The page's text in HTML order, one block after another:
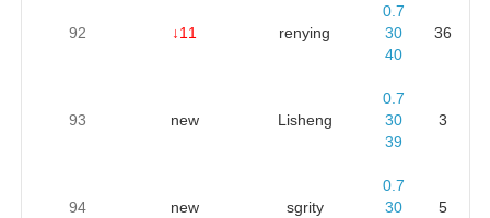
92 ↓11 renying
0.7
30
40
36
93 new Lisheng
0.7
30
39
3
94 new sgrity
0.7
30
5